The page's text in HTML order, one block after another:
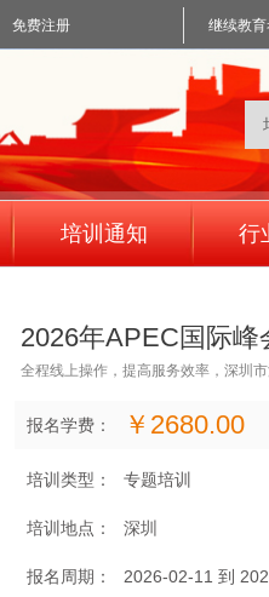
免费注册 继续教
培训通知 行
2026年APEC国际峰
全程线上操作，提高服务效率，深圳
报名学费： ￥2680.00
培训类型： 专题培训
培训地点： 深圳
报名周期： 2026-02-11 到